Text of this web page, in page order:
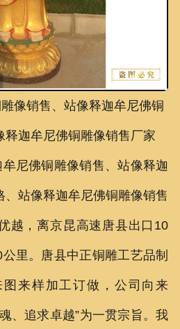
泥塑鉴赏
联系我们
像销售、站像释迦牟尼佛铜
释迦牟尼佛铜雕像销售厂家
尼佛铜雕像销售 、站像释迦
、站像释迦牟尼佛铜雕像销售
越，离京昆高速唐县出口10
里。唐县中正铜雕工艺品制
来样加工订做，公司向来
、追求卓越”为一贯宗旨。我